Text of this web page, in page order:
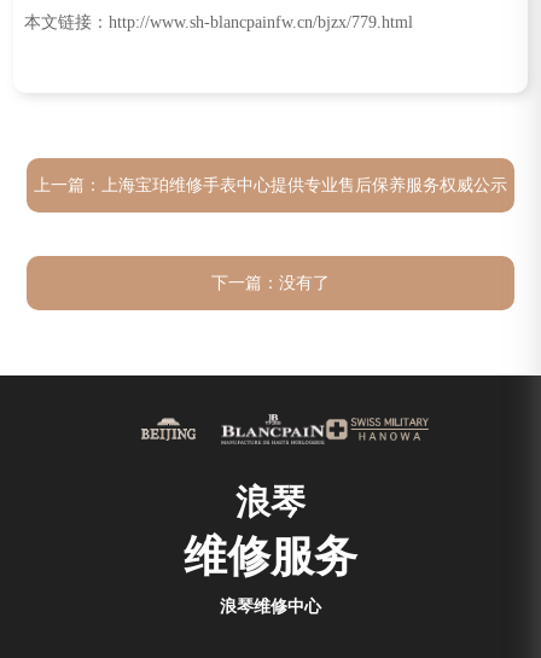
本文链接：http://www.sh-blancpainfw.cn/bjzx/779.html
上一篇： 上海宝珀维修手表中心提供专业售后保养服务权威公示
下一篇：没有了
浪琴
维修服务
浪琴维修中心